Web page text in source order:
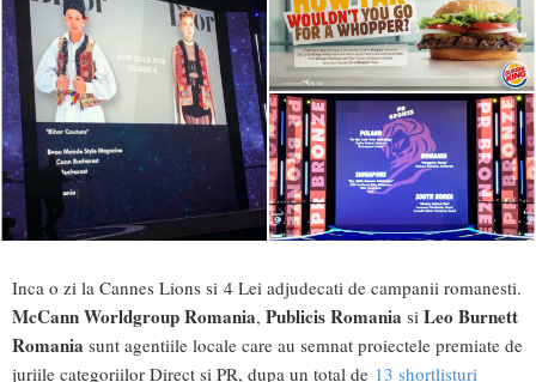
Inca o zi la Cannes Lions si 4 Lei adjudecati de campanii romanesti.
McCann Worldgroup Romania, Publicis Romania si Leo Burnett
Romania sunt agentiile locale care au semnat proiectele premiate de
juriile categoriilor Direct si PR, dupa un total de 13 shortlisturi